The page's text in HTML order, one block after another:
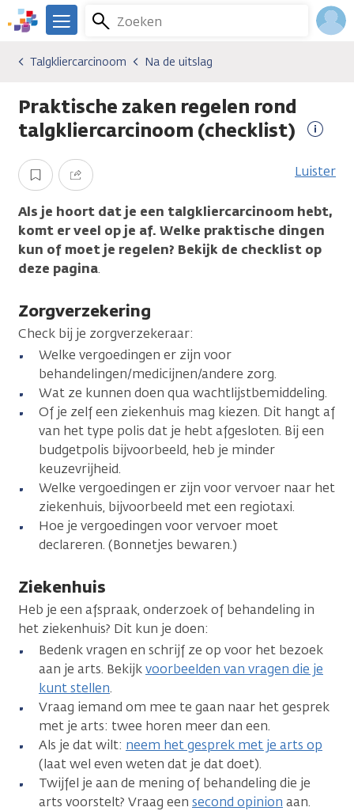
Overslaan
en
gaan
We
er
je.
Kanker.nl
Zoeken
Menu
Kankersoorten
Talgkliercarcinoom
Na de uitslag
Talgkliercarcinoom Na de uitslag
Praktische zaken regelen rond
talgkliercarcinoom (checklist)
Opslaan Delen Luister
Als je hoort dat je een talgkliercarcinoom hebt,
komt er veel op je af. Welke praktische dingen
kun of moet je regelen? Bekijk de checklist op
deze pagina.
Zorgverzekering
Check bij je zorgverzekeraar:
Welke vergoedingen er zijn voor
behandelingen/medicijnen/andere zorg.
Wat ze kunnen doen qua wachtlijstbemiddeling.
Of je zelf een ziekenhuis mag kiezen. Dit hangt af
van het type polis dat je hebt afgesloten. Bij een
budgetpolis bijvoorbeeld, heb je minder
keuzevrijheid.
Welke vergoedingen er zijn voor vervoer naar het
ziekenhuis, bijvoorbeeld met een regiotaxi.
Hoe je vergoedingen voor vervoer moet
declareren. (Bonnetjes bewaren.)
Ziekenhuis
Heb je een afspraak, onderzoek of behandeling in
het ziekenhuis? Dit kun je doen:
Bedenk vragen en schrijf ze op voor het bezoek
aan je arts. Bekijkvoorbeelden van vragen die je
kunt stellen.
Vraag iemand om mee te gaan naar het gesprek
met je arts: twee horen meer dan een.
Als je dat wilt: neem het gesprek met je arts op
(laat wel even weten dat je dat doet).
Twijfel je aan de mening of behandeling die je
arts voorstelt? Vraag een second opinion aan.